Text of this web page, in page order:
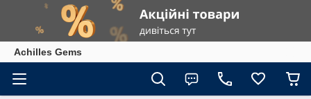
Achilles Gems